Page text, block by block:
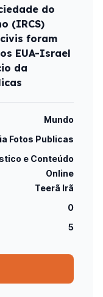
do
(IRCS)
foram
EUA-Israel
da
Mundo
Fotos Publicas
e Conteúdo
Online
Teerã Irã
0
5